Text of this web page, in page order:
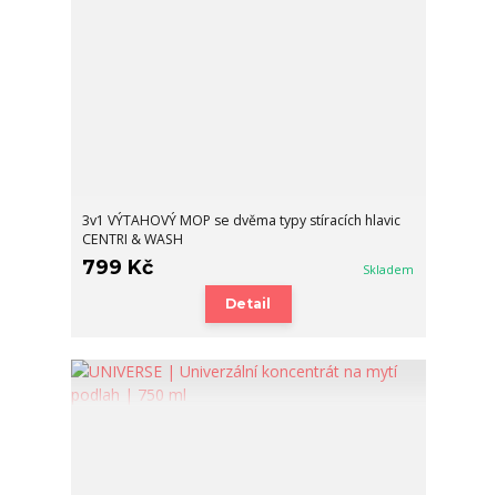
3v1 VÝTAHOVÝ MOP se dvěma typy stíracích hlavic
CENTRI & WASH
799 Kč Skladem
Detail